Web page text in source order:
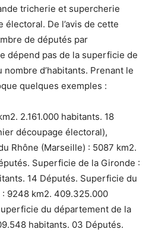
tricherie et supercherie
De l’avis de cette
de députés par
dépend pas de la superficie de
d’habitants. Prenant le
quelques exemples :
2.161.000 habitants. 18
découpage électoral),
Rhône (Marseille) : 5087 km2.
Superficie de la Gironde :
14 Députés. Superficie du
9248 km2. 409.325.000
du département de la
habitants. 03 Députés.